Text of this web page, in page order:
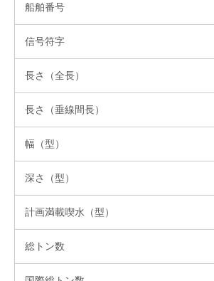
船舶番号
信号符字
長さ（全長）
長さ（垂線間長）
幅（型）
深さ（型）
計画満載喫水（型）
総トン数